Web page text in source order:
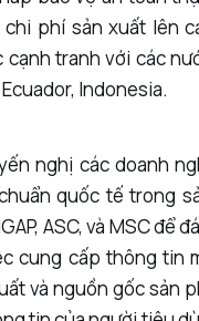
phí sản xuất lên
cạnh tranh với các
Indonesia.
nghị các doanh
quốc tế trong
ASC, và MSC để
cung cấp thông tin
và nguồn gốc sản